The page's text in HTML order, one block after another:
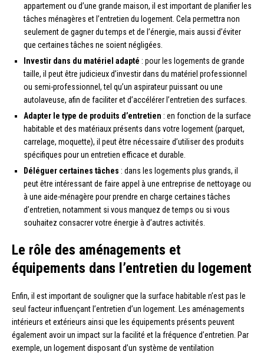
appartement ou d’une grande maison, il est important de planifier les
tâches ménagères et l’entretien du logement. Cela permettra non
seulement de gagner du temps et de l’énergie, mais aussi d’éviter
que certaines tâches ne soient négligées.
Investir dans du matériel adapté : pour les logements de grande
taille, il peut être judicieux d’investir dans du matériel professionnel
ou semi-professionnel, tel qu’un aspirateur puissant ou une
autolaveuse, afin de faciliter et d’accélérer l’entretien des surfaces.
Adapter le type de produits d’entretien : en fonction de la surface
habitable et des matériaux présents dans votre logement (parquet,
carrelage, moquette), il peut être nécessaire d’utiliser des produits
spécifiques pour un entretien efficace et durable.
Déléguer certaines tâches : dans les logements plus grands, il
peut être intéressant de faire appel à une entreprise de nettoyage ou
à une aide-ménagère pour prendre en charge certaines tâches
d’entretien, notamment si vous manquez de temps ou si vous
souhaitez consacrer votre énergie à d’autres activités.
Le rôle des aménagements et
équipements dans l’entretien du logement
Enfin, il est important de souligner que la surface habitable n’est pas le
seul facteur influençant l’entretien d’un logement. Les aménagements
intérieurs et extérieurs ainsi que les équipements présents peuvent
également avoir un impact sur la facilité et la fréquence d’entretien. Par
exemple, un logement disposant d’un système de ventilation